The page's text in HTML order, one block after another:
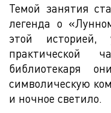
Темой занятия
легенда о
этой историей,
практической
библиотекаря
символическую
и ночное светило.